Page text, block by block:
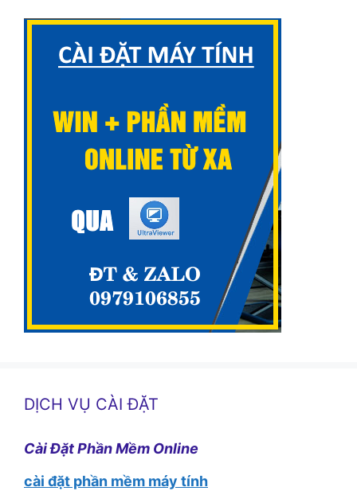
DỊCH VỤ CÀI ĐẶT
Cài Đặt Phần Mềm Online
cài đặt phần mềm máy tính